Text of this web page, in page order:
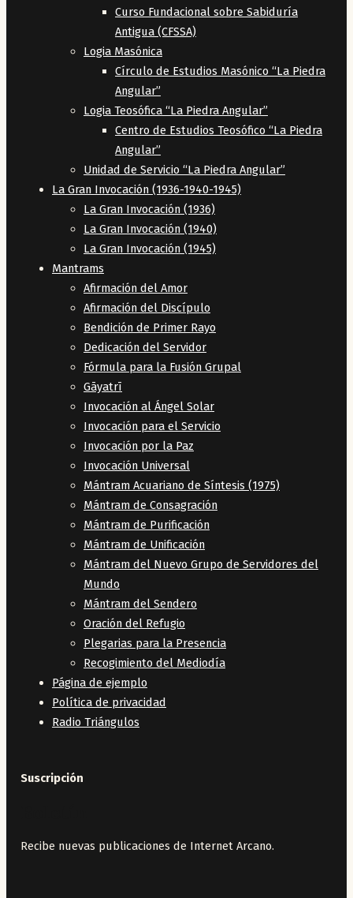
Curso Fundacional sobre Sabiduría
Antigua (CFSSA)
Logia Masónica
Círculo de Estudios Masónico “La Piedra
Angular”
Logia Teosófica “La Piedra Angular”
Centro de Estudios Teosófico “La Piedra
Angular”
Unidad de Servicio “La Piedra Angular”
La Gran Invocación (1936-1940-1945)
La Gran Invocación (1936)
La Gran Invocación (1940)
La Gran Invocación (1945)
Mantrams
Afirmación del Amor
Afirmación del Discípulo
Bendición de Primer Rayo
Dedicación del Servidor
Fórmula para la Fusión Grupal
Gāyatrī
Invocación al Ángel Solar
Invocación para el Servicio
Invocación por la Paz
Invocación Universal
Mántram Acuariano de Síntesis (1975)
Mántram de Consagración
Mántram de Purificación
Mántram de Unificación
Mántram del Nuevo Grupo de Servidores del
Mundo
Mántram del Sendero
Oración del Refugio
Plegarias para la Presencia
Recogimiento del Mediodía
Página de ejemplo
Política de privacidad
Radio Triángulos
Suscripción
Recibe nuevas publicaciones de Internet Arcano.